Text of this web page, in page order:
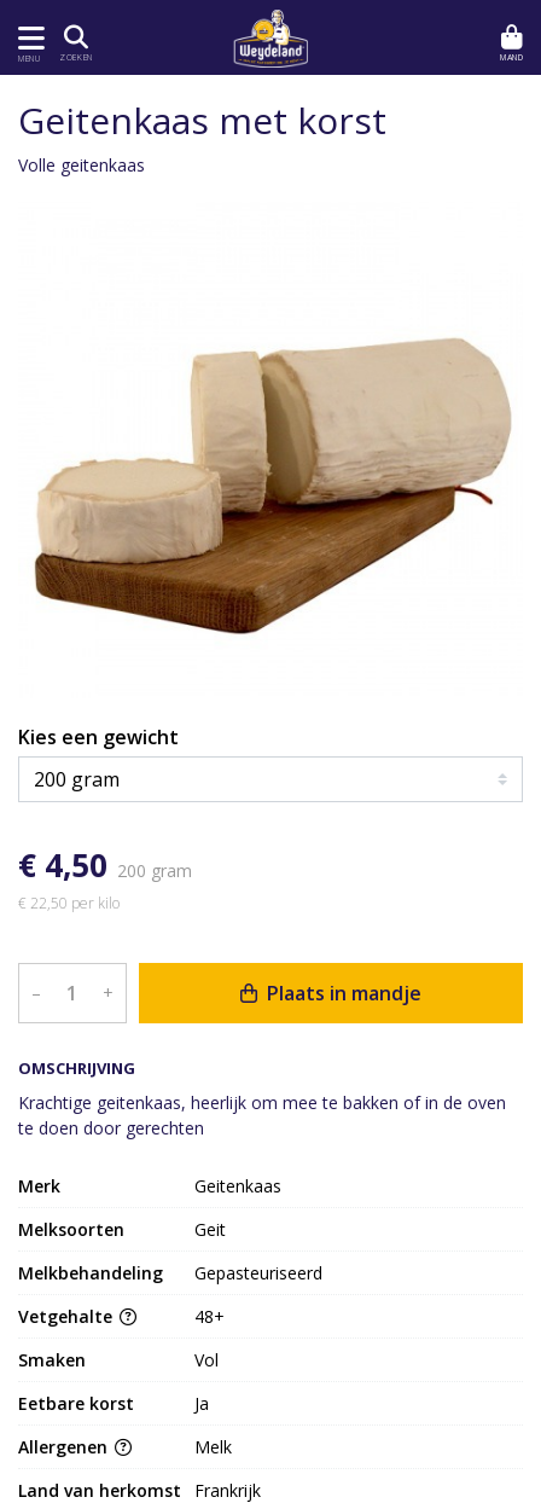
MENU ZOEKEN MAND
OMSCHRIJVING
Krachtige geitenkaas, heerlijk om mee te bakken of in de oven
te doen door gerechten
Geitenkaas met korst
Volle geitenkaas
Kies een gewicht
€ 4,50 200 gram
€ 22,50 per kilo
– + Plaats in mandje
Merk
Geitenkaas
Melksoorten
Geit
Melkbehandeling
Gepasteuriseerd
Vetgehalte
48+
Smaken
Vol
Eetbare korst
Ja
Allergenen
Melk
Land van herkomst
Frankrijk